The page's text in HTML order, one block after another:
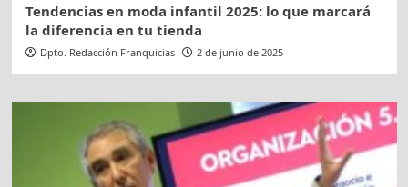
Tendencias en moda infantil 2025: lo que marcará
la diferencia en tu tienda
Dpto. Redacción Franquicias 2 de junio de 2025